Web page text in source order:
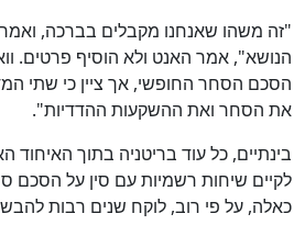
"זה משהו שאנחנו מקבלים בברכה,
הנושא", אמר האנט ולא הוסיף פרטים.
הסכם הסחר החופשי, אך ציין כי שתי
את הסחר ואת ההשקעות ההדדיות".
בינתיים, כל עוד בריטניה בתוך האיחוד
לקיים שיחות רשמיות עם סין על הסכם
כאלה, על פי רוב, לוקח שנים רבות